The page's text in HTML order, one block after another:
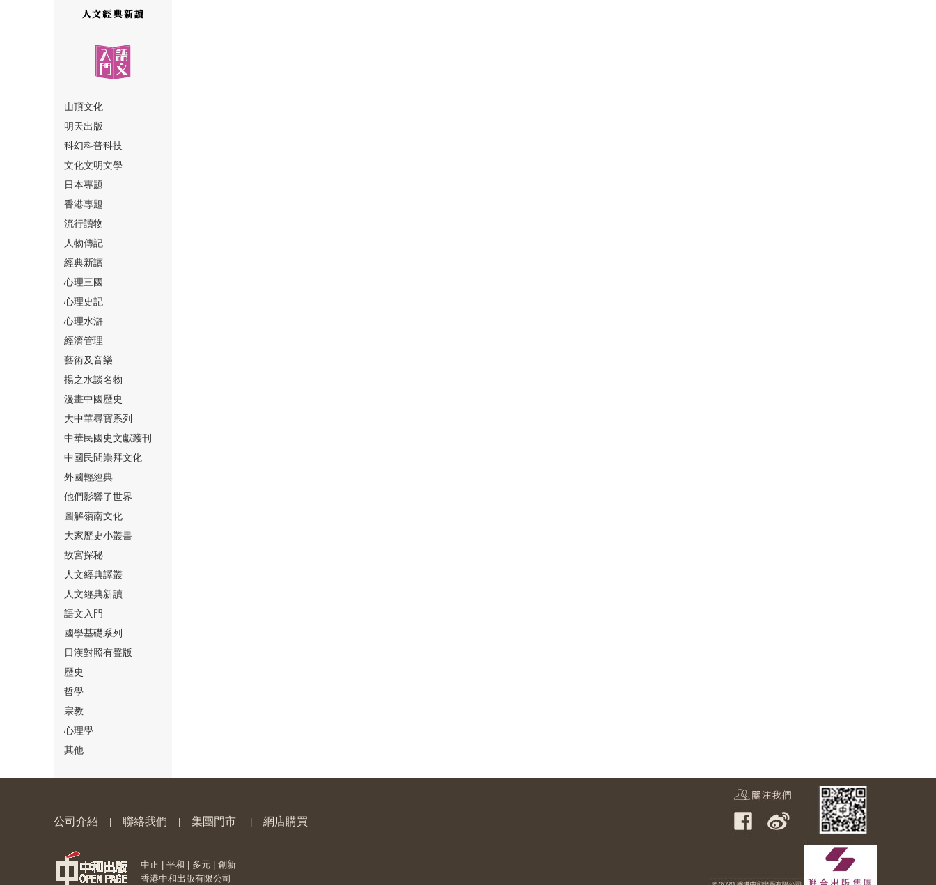
⑫
⑬
⑭
⑮
⑯
⑰
⑱
⑳
山頂文化
明天出版
科幻科普科技
文化文明文學
日本專題
香港專題
流行讀物
人物傳記
經典新讀
心理三國
心理史記
心理水滸
經濟管理
藝術及音樂
揚之水談名物
漫畫中國歷史
大中華尋寶系列
中華民國史文獻叢刊
中國民間崇拜文化
外國輕經典
他們影響了世界
圖解嶺南文化
大家歷史小叢書
故宮探秘
人文經典譯叢
人文經典新讀
語文入門
國學基礎系列
日漢對照有聲版
歷史
哲學
宗教
心理學
其他
公司介紹 聯絡我們 集團門市 網店購買
中正 | 平和 | 多元 | 創新
香港中和出版有限公司